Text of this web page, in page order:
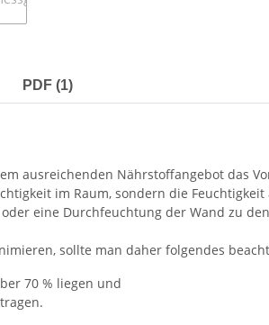
PDF (1)
ausreichenden Nährstoffangebot das
im Raum, sondern die
eine Durchfeuchtung der Wand zu
sollte man daher folgendes
70 % liegen und